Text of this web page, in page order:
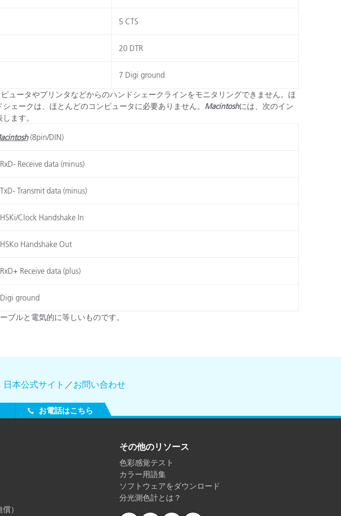
5 CTS
20 DTR
7 Digi ground
ュータやプリンタなどからのハンドシェークラインをモニタリングできません。ほ
ェークは、ほとんどのコンピュータに必要ありません。 Macintoshには、次のイン
ます。
(8pin/DIN)
Receive data (minus)
Transmit data (minus)
Clock Handshake In
Handshake Out
Receive data (plus)
ground
ブルと電気的に等しいものです。
日本公式サイト ／お問い合わせ
お電話はこちら
）
その他のリソース
色彩感覚テスト
カラー用語集
ソフトウェアをダウンロード
分光測色計とは？